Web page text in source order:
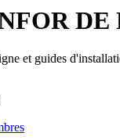
DE
et guides